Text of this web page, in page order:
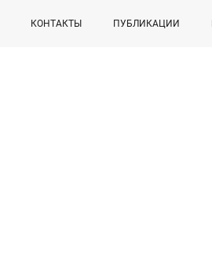
КОНТАКТЫ ПУБЛИКАЦИИ